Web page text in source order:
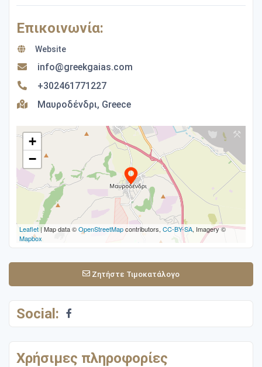
Επικοινωνία:
Website
info@greekgaias.com
+302461771227
Μαυροδένδρι, Greece
+
−
Leaflet | Map data ©OpenStreetMapcontributors, CC-BY-SA, Imagery ©
Mapbox
Ζητήστε Τιμοκατάλογο
Social:
Χρήσιμες πληροφορίες